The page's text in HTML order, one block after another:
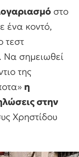
στο
ένα κοντό,
τεστ
Να σημειωθεί
της
η
στην
Χρηστίδου